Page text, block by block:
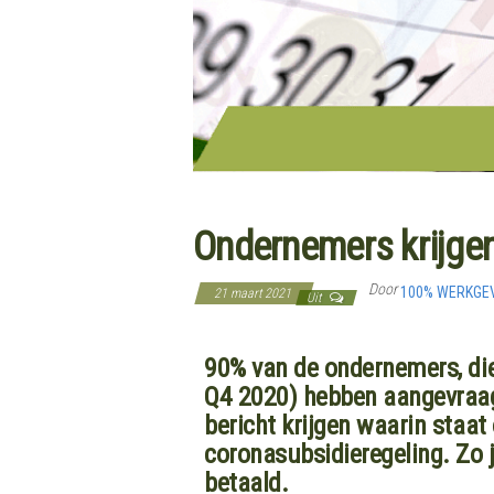
Ondernemers
21 maart 2021 Uit Door100%
90% van de ondernemers,
Q4 2020) hebben
bericht krijgen waarin
coronasubsidieregeling.
betaald.